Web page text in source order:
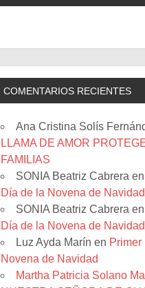
COMENTARIOS RECIENTES
Ana Cristina Solís
LLAMA DE AMOR
FAMILIAS
SONIA Beatriz Cabrera en
Día de la Novena de Navidad
SONIA Beatriz Cabrera en
Día de la Novena de Navidad
Luz Ayda Marín en Primer
Novena de Navidad
Martha Patricia Solano